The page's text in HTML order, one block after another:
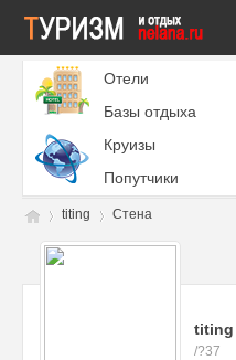
Отели
Базы отдыха
Круизы
Попутчики
titing Стена
titing
/?37